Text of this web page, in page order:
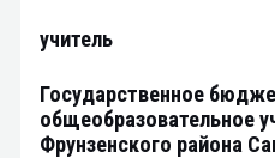
учитель
Государственное
общеобразовательное
Фрунзенского района